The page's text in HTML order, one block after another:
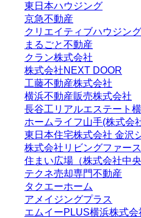
東日本ハウジング
京急不動産
クリエイティブハウジング
まるごと不動産
クラン株式会社
株式会社NEXT DOOR
工藤不動産株式会社
横浜不動産販売株式会社
長谷工リアルエステート
ホームライフ山手(株式会
東日本住宅株式会社 金沢
株式会社リビングファー
住まい広場（株式会社中央
テクネ売却専門不動産
タクエーホーム
アメイジングプラス
エムイーPLUS横浜株式会